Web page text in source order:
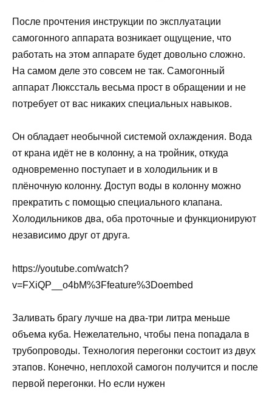
После прочтения инструкции по эксплуатации
самогонного аппарата возникает ощущение, что
работать на этом аппарате будет довольно сложно.
На самом деле это совсем не так. Самогонный
аппарат Люкссталь весьма прост в обращении и не
потребует от вас никаких специальных навыков.
Он обладает необычной системой охлаждения. Вода
от крана идёт не в колонну, а на тройник, откуда
одновременно поступает и в холодильник и в
плёночную колонну. Доступ воды в колонну можно
прекратить с помощью специального клапана.
Холодильников два, оба проточные и функционируют
независимо друг от друга.
https://youtube.com/watch?
v=FXiQP__o4bM%3Ffeature%3Doembed
Заливать брагу лучше на два-три литра меньше
объема куба. Нежелательно, чтобы пена попадала в
трубопроводы. Технология перегонки состоит из двух
этапов. Конечно, неплохой самогон получится и после
первой перегонки. Но если нужен